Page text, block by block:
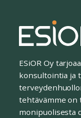
ESiOR Oy
konsultointia ja
tehtävämme on
monipuolisesta